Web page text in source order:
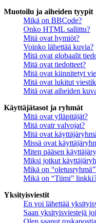
Muotoilu ja aiheiden tyypit
Mikä on BBCode?
Onko HTML sallittu?
Mitä ovat hymiöt?
Voinko lähettää kuvia?
Mitä ovat globaalit
Mitä ovat tiedotteet?
Mitä ovat kiinnitetyt
Mitä ovat lukitut
Mitä ovat aiheiden
Käyttäjätasot ja ryhmät
Mitä ovat ylläpitäjät?
Mitä ovatr valvojat?
Mitä ovat
Missä ovat
Miten pääsen
Miksi jotkut
Mikä on
Mikä on “Tiimi”
Yksityisviestit
En voi lähettää
Saan yksityisviestejä